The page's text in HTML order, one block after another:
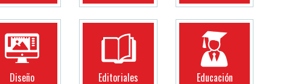
Diseño Editoriales Educación